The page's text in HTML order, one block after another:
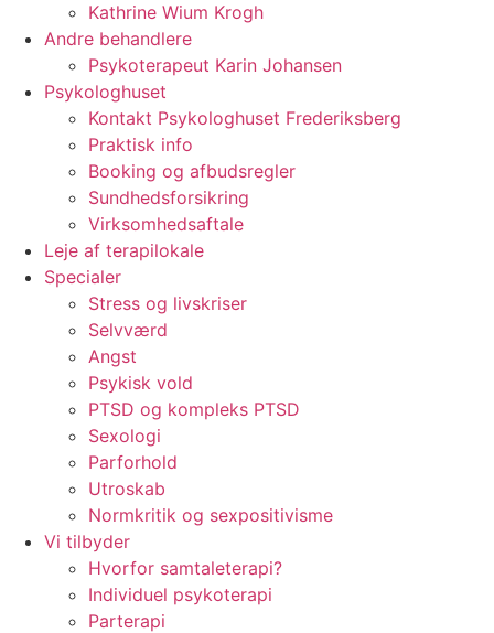
Kathrine Wium Krogh
Andre behandlere
Psykoterapeut Karin Johansen
Psykologhuset
Kontakt Psykologhuset Frederiksberg
Praktisk info
Booking og afbudsregler
Sundhedsforsikring
Virksomhedsaftale
Leje af terapilokale
Specialer
Stress og livskriser
Selvværd
Angst
Psykisk vold
PTSD og kompleks PTSD
Sexologi
Parforhold
Utroskab
Normkritik og sexpositivisme
Vi tilbyder
Hvorfor samtaleterapi?
Individuel psykoterapi
Parterapi